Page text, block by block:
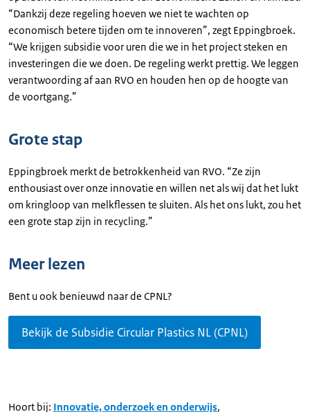
“Dankzij deze regeling hoeven we niet te wachten op
economisch betere tijden om te innoveren”, zegt Eppingbroek.
“We krijgen subsidie voor uren die we in het project steken en
investeringen die we doen. De regeling werkt prettig. We leggen
verantwoording af aan RVO en houden hen op de hoogte van
de voortgang.”
Grote stap
Eppingbroek merkt de betrokkenheid van RVO. “Ze zijn
enthousiast over onze innovatie en willen net als wij dat het lukt
om kringloop van melkflessen te sluiten. Als het ons lukt, zou het
een grote stap zijn in recycling.”
Meer lezen
Bent u ook benieuwd naar de CPNL?
Bekijk de Subsidie Circular Plastics NL (CPNL)
Hoort bij: Innovatie, onderzoek en onderwijs,